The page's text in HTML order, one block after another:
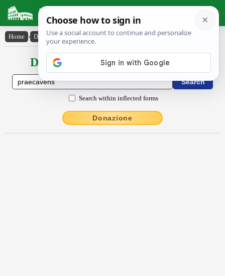
Latin Dictionary
Home › Declensions / Conjugations › praecăvens
Declensions / Conjugations latin
Search within inflected forms
Donazione